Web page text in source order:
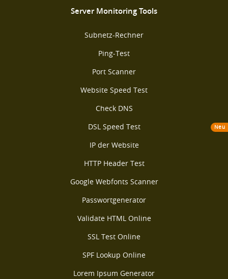
Server Monitoring Tools
Subnetz-Rechner
Ping-Test
Port Scanner
Website Speed Test
Check DNS
DSL Speed Test
Neu
IP der Website
HTTP Header Test
Google Webfonts Scanner
Passwortgenerator
Validate HTML Online
SSL Test Online
SPF Lookup Online
Lorem Ipsum Generator